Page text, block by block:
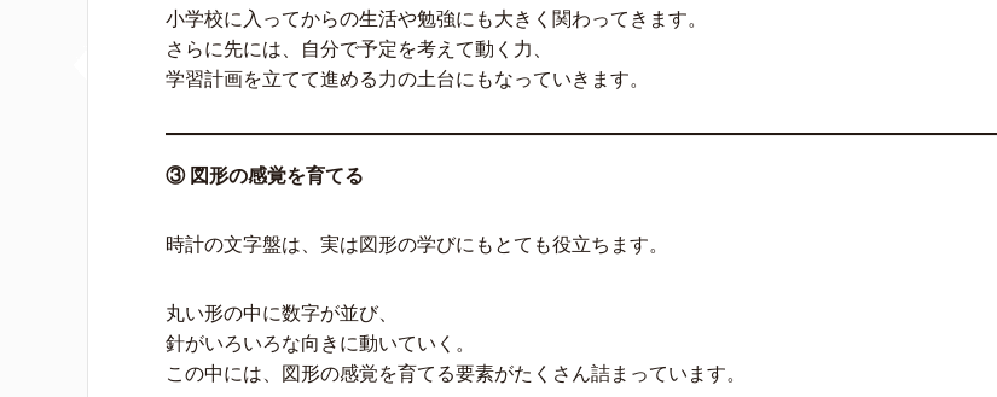
小学校に入ってからの生活や勉強にも大きく関わってきます。
さらに先には、自分で予定を考えて動く力、
学習計画を立てて進める力の土台にもなっていきます。
③ 図形の感覚を育てる
時計の文字盤は、実は図形の学びにもとても役立ちます。
丸い形の中に数字が並び、
針がいろいろな向きに動いていく。
この中には、図形の感覚を育てる要素がたくさん詰まっています。